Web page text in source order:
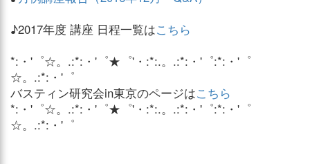
♪2017年度 講座 日程一覧はこちら
*:・'゜☆。.:*:・'゜★゜'・:*:.。.:*:・'゜:*:・'゜
☆。.:*:・'゜
バスティン研究会in東京のページはこちら
*:・'゜☆。.:*:・'゜★゜'・:*:.。.:*:・'゜:*:・'゜
☆。.:*:・'゜